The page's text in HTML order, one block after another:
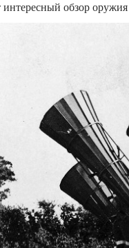
интересный обзор